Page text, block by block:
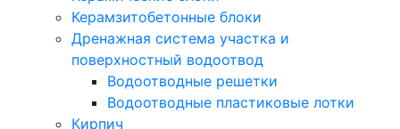
Керамзитобетонные блоки
Дренажная система участка и
поверхностный водоотвод
Водоотводные решетки
Водоотводные пластиковые лотки
Кирпич